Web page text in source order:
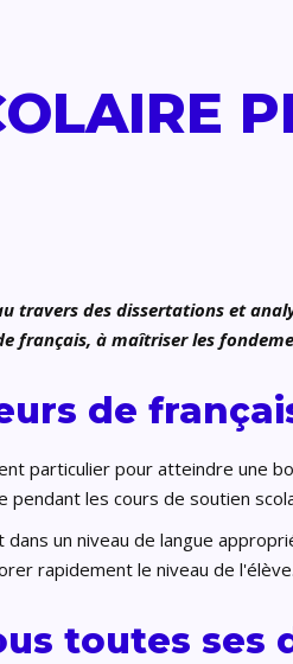
travers des dissertations et
français, à maîtriser les
de
particulier pour atteindre une
pendant les cours de soutien
un niveau de langue
rapidement le niveau de l'élève.
toutes ses